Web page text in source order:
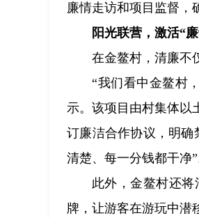
廉情走访和项目监督，
阳光联营，激活“
在金鳌村，清廉不
“我们看中金鳌村
示。该项目由村集体以
订廉洁合作协议，明确
清楚、每一分钱都干净”
此外，金鳌村还
牌，让游客在游玩中潜